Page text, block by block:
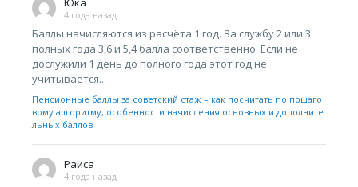
4 года назад
Баллы начисляются из расчёта 1 год. За службу 2 или 3
полных года 3,6 и 5,4 балла соответственно. Если не
дослужили 1 день до полного года этот год не
учитывается...
Пенсионные баллы за советский стаж – как посчитать по пошаго
вому алгоритму, особенности начисления основных и дополните
льных баллов
Раиса
4 года назад